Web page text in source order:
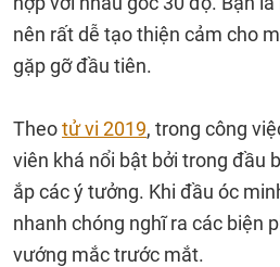
nên rất dễ tạo thiện cảm cho
gặp gỡ đầu tiên.
Theotử vi 2019, trong công
viên khá nổi bật bởi trong đầu
ắp các ý tưởng. Khi đầu óc
nhanh chóng nghĩ ra các biện
vướng mắc trước mắt.